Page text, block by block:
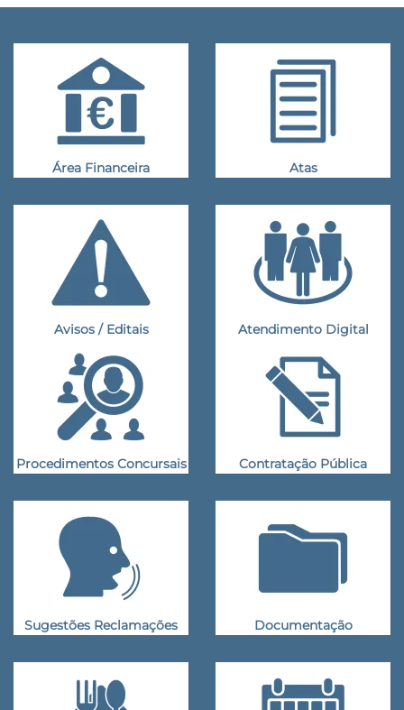
Área Financeira Atas
Avisos / Editais Atendimento Digital
Procedimentos Concursais Contratação Pública
Sugestões Reclamações Documentação